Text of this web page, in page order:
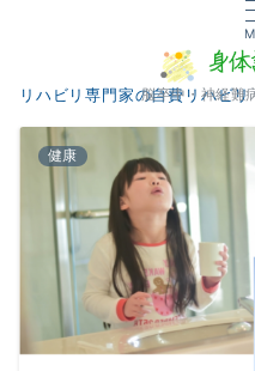
脳卒中・神経難
リハビリ専門家の自費リハビ
健康